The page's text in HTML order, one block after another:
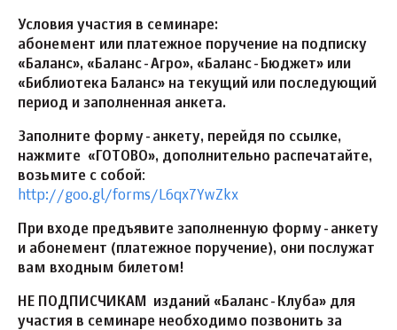
Условия участия в семинаре:
абонемент или платежное поручение на подписку
«Баланс», «Баланс-Агро», «Баланс-Бюджет» или
«Библиотека Баланс» на текущий или последующий
период и заполненная анкета.
Заполните форму-анкету, перейдя по ссылке,
нажмите «ГОТОВО», дополнительно распечатайте,
возьмите с собой:
http://goo.gl/forms/L6qx7YwZkx
При входе предъявите заполненную форму-анкету
и абонемент (платежное поручение), они послужат
вам входным билетом!
НЕ ПОДПИСЧИКАМ изданий «Баланс-Клуба» для
участия в семинаре необходимо позвонить за